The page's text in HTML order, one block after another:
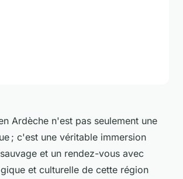
Ardèche n'est pas seulement une
; c'est une véritable immersion
et un rendez-vous avec
et culturelle de cette région